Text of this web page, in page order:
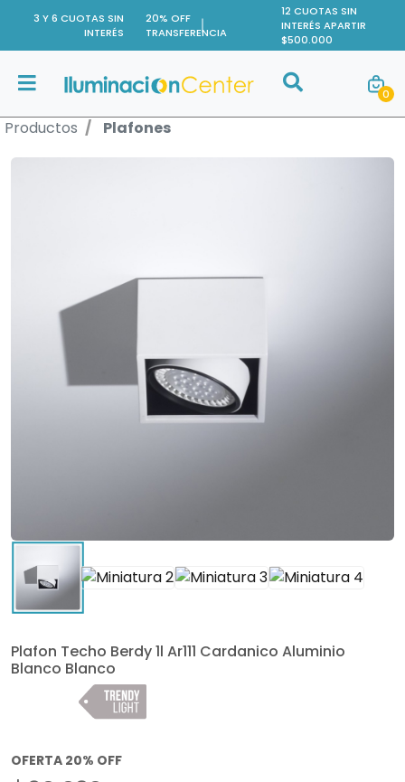
3 Y 6 CUOTAS SIN
INTERÉS
20% OFF
TRANSFERENCIA
12 CUOTAS SIN
INTERÉS APARTIR
$500.000
Buscar
Buscar
0
Productos Plafones
Plafon Techo Berdy 1l Ar111 Cardanico Aluminio
Blanco Blanco
OFERTA 20% OFF